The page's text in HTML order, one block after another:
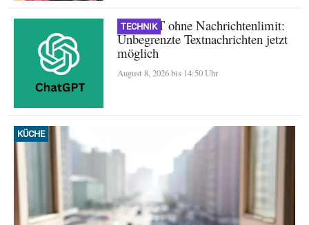
TECHNIK
ChatGPT ohne Nachrichtenlimit:
Unbegrenzte Textnachrichten jetzt
möglich
August 8, 2026 bis 14:50 Uhr
KÜCHE